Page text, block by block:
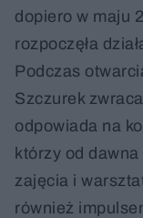
dopiero w maju
rozpoczęła
Podczas
Szczurek
odpowiada na
którzy od dawna
zajęcia i
również